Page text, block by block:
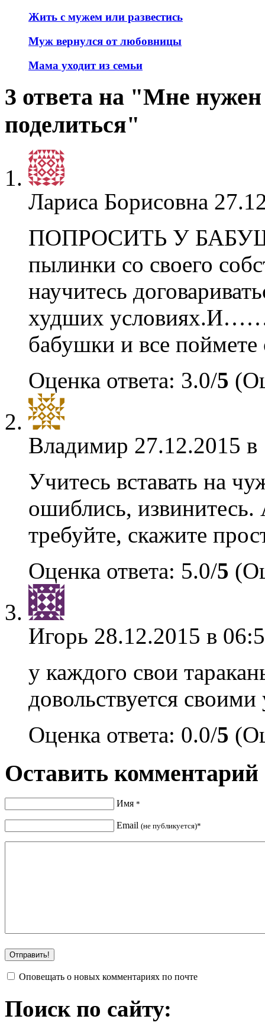
Жить с мужем или развестись
Муж вернулся от любовницы
Мама уходит из семьи
3 ответа на "Мне
поделиться"
Лариса Борисовна
ПОПРОСИТЬ У
пылинки со своего
научитесь
худших
бабушки и все поймете
Оценка ответа: 3.0/5
Владимир 27.12.2015
Учитесь вставать на
ошиблись,
требуйте, скажите
Оценка ответа: 5.0/5
Игорь 28.12.2015 в
у каждого свои
довольствуется
Оценка ответа: 0.0/5
Оставить комментарий
Имя *
Email (не публикуется)*
Оповещать о новых комментариях по почте
Поиск по сайту: